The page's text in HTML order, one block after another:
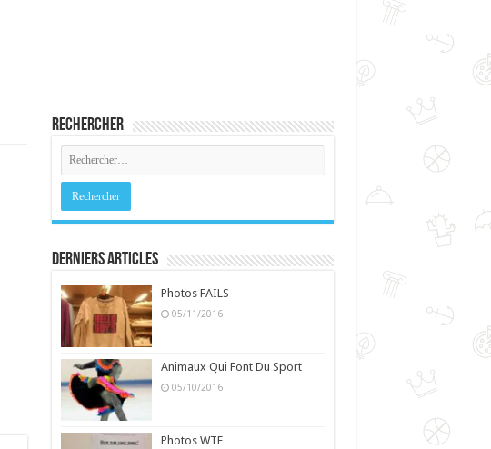
Rechercher
Derniers Articles
Photos FAILS
05/11/2016
Animaux Qui Font Du Sport
05/10/2016
Photos WTF